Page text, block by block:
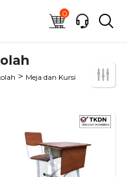
0
> Meja dan Kursi